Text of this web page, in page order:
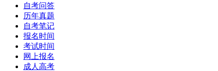
自考问答
历年真题
自考笔记
报名时间
考试时间
网上报名
成人高考